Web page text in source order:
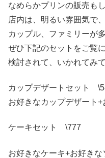
なめらかプリンの販売も
店内は、明るい雰囲気で
カップル、ファミリーが
ぜひ下記のセットをご覧
検討されて、いかれてみ
カップデザートセット
お好きなカップデザート
ケーキセット \777
お好きなケーキ+お好きな